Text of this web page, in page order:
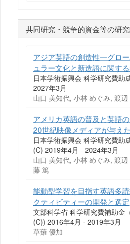
共同研究・競争的資金等の研
アジア英語の創造性―グロ
ュラー文化と新造語に関す
日本学術振興会 科学研究費助
2027年3月
山口 美知代, 小林 めぐみ, 渡
アメリカ英語の普及と英語
20世紀映像メディアが与え
日本学術振興会 科学研究費助
(C) 2019年4月 - 2024年3月
山口 美知代, 小林 めぐみ, 渡
藤 篤
能動型学習を目指す英語多
クティビティーの開発と選定
文部科学省 科学研究費補助金
(C)) 2016年4月 - 2019年3月
草薙 優加